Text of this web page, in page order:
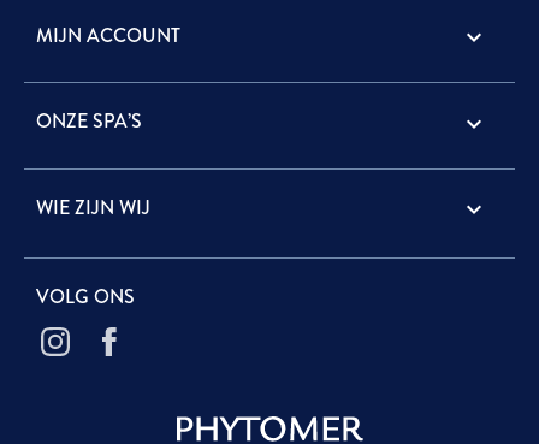
MIJN ACCOUNT 
ONZE SPA’S 
WIE ZIJN WIJ 
VOLG ONS